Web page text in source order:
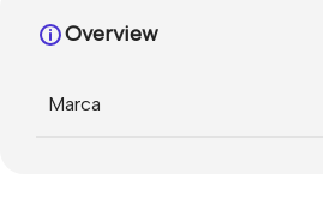
Overview
Marca